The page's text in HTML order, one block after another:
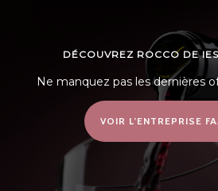
DÉCOUVREZ ROCCO DE
Ne manquez pas les dernières
VOIR L’ENTREPRISE